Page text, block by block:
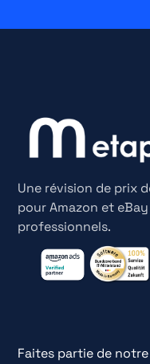
Une révision de prix
pour Amazon et
professionnels.
Faites partie de